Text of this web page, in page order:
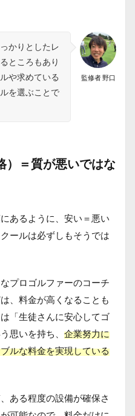
監修者 野口
かりとしたレ
ところもあり
や求めている
を選ぶことで
）＝質が悪いではな
あるように、安い＝悪い
ールは必ずしもそうでは
プロゴルファーのコーチ
、料金が高くなることも
「生徒さんに安心してゴ
思いを持ち、 企業努力に
ルな料金を実現している
ある程度の設備が確保さ